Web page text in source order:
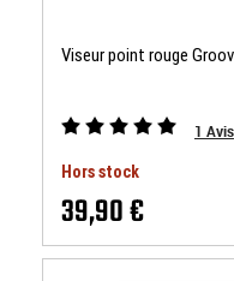
Viseur point rouge
1 Avis
Hors stock
39,90 €